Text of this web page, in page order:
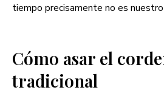
tiempo precisamente no es
Cómo asar el
tradicional